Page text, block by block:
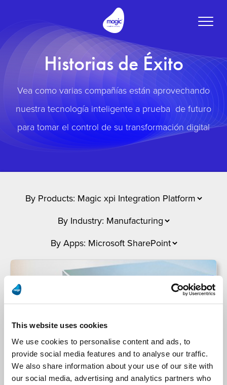
This website uses cookies
We use cookies to personalise content and ads, to
provide social media features and to analyse our traffic.
We also share information about your use of our site with
our social media, advertising and analytics partners who
Toggle
Historias de Éxito
Vea como varias compañías están aprovechando
nuestra tecnología inteligente a prueba de futuro
para tomar el control de su transformación digital
Christie Digital